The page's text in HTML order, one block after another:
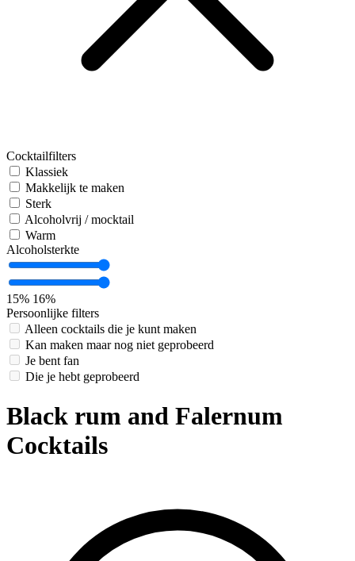
Cocktailfilters
Klassiek
Makkelijk te maken
Sterk
Alcoholvrij / mocktail
Warm
Alcoholsterkte
15% 16%
Persoonlijke filters
Alleen cocktails die je kunt maken
Kan maken maar nog niet geprobeerd
Je bent fan
Die je hebt geprobeerd
Black rum and Falernum
Cocktails